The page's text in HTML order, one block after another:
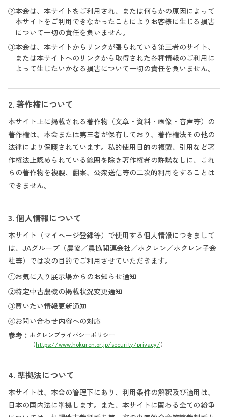
②本会は、本サイトをご利用され、または何らかの原因によって
本サイトをご利用できなかったことによりお客様に生じる損害
について一切の責任を負いません。
③本会は、本サイトからリンクが張られている第三者のサイト、
または本サイトへのリンクから取得された各種情報のご利用に
よって生じたいかなる損害について一切の責任を負いません。
2. 著作権について
本サイト上に掲載される著作物（文章・資料・画像・音声等）の
著作権は、本会または第三者が保有しており、著作権法その他の
法律により保護されています。私的使用目的の複製、引用など著
作権法上認められている範囲を除き著作権者の許諾なしに、これ
らの著作物を複製、翻案、公衆送信等の二次的利用をすることは
できません。
3. 個人情報について
本サイト（マイページ登録等）で使用する個人情報につきまして
は、JAグループ（農協／農協関連会社／ホクレン／ホクレン子会
社等）では次の目的でご利用させていただきます。
①お気に入り展示場からのお知らせ通知
②特定中古農機の掲載状況変更通知
③買いたい情報更新通知
④お問い合わせ内容への対応
参考： ホクレンプライバシーポリシー
（https://www.hokuren.or.jp/security/privacy/）
4. 準拠法について
本サイトは、本会の管理下にあり、利用条件の解釈及び適用は、
日本の国内法に準拠します。また、本サイトに関わる全ての紛争